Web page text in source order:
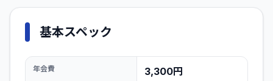
基本スペック
年会費 3,300円